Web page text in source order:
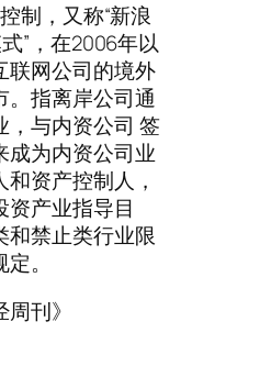
制，又称“新浪
”，在2006年以
联网公司的境外
。指离岸公司通
，与内资公司 签
成为内资公司业
资产控制人，
资产业指导目
和禁止类行业限
。
刊》